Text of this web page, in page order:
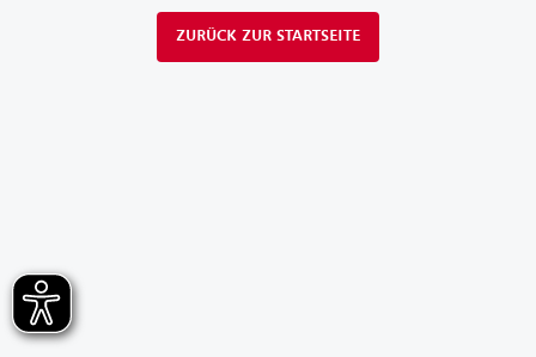
ZURÜCK ZUR STARTSEITE